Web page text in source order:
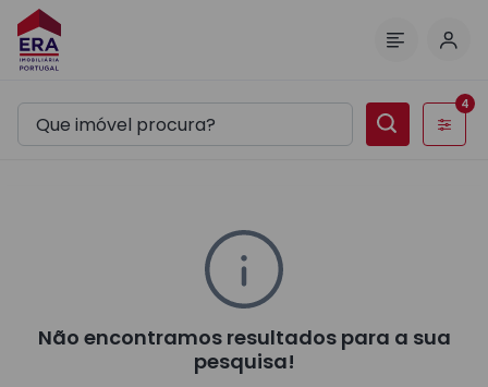
Filtros
4
Não encontramos resultados para a sua
pesquisa!